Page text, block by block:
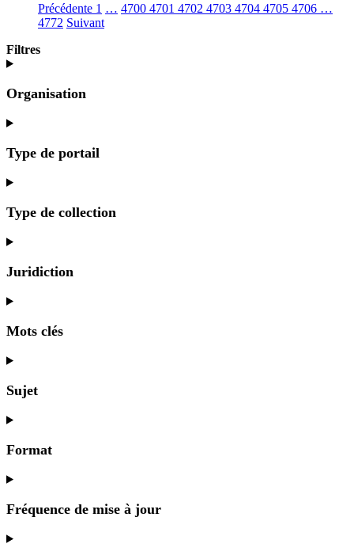
Précédente Go
to
1 (current)
Aller
… 4700 Go
4701 Go
4702 Go
4703 Go
4704 Go
4705 Go
4706 Go
…
4772 (current)
Suivant
Filtres
Organisation
Type de portail
Type de collection
Juridiction
Mots clés
Sujet
Format
Fréquence de mise à jour